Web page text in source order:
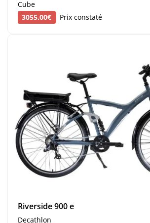
Cube
3055.00€
Prix constaté
Riverside 900 e
Decathlon